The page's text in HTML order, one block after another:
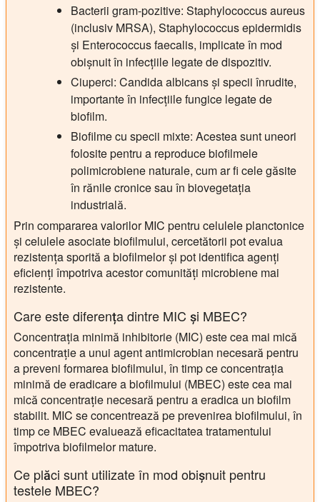
Bacterii gram-pozitive: Staphylococcus aureus
(inclusiv MRSA), Staphylococcus epidermidis
și Enterococcus faecalis, implicate în mod
obișnuit în infecțiile legate de dispozitiv.
Ciuperci: Candida albicans și specii înrudite,
importante în infecțiile fungice legate de
biofilm.
Biofilme cu specii mixte: Acestea sunt uneori
folosite pentru a reproduce biofilmele
polimicrobiene naturale, cum ar fi cele găsite
în rănile cronice sau în biovegetația
industrială.
Prin compararea valorilor MIC pentru celulele planctonice
și celulele asociate biofilmului, cercetătorii pot evalua
rezistența sporită a biofilmelor și pot identifica agenți
eficienți împotriva acestor comunități microbiene mai
rezistente.
Care este diferența dintre MIC și MBEC?
Concentrația minimă inhibitorie (MIC) este cea mai mică
concentrație a unui agent antimicrobian necesară pentru
a preveni formarea biofilmului, în timp ce concentrația
minimă de eradicare a biofilmului (MBEC) este cea mai
mică concentrație necesară pentru a eradica un biofilm
stabilit. MIC se concentrează pe prevenirea biofilmului, în
timp ce MBEC evaluează eficacitatea tratamentului
împotriva biofilmelor mature.
Ce plăci sunt utilizate în mod obișnuit pentru
testele MBEC?